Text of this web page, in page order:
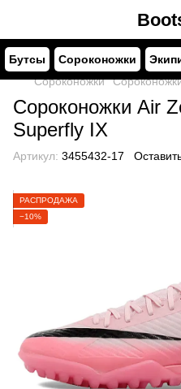
Бутсы Сороконожки
Сороконожки
Сороконожки Air
Superfly IX
Артикул: 3455432-17
РАСПРОДАЖА
−10%